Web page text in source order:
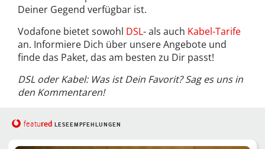
Deiner Gegend verfügbar ist.
Vodafone bietet sowohl DSL- als auch Kabel-Tarife
an. Informiere Dich über unsere Angebote und
finde das Paket, das am besten zu Dir passt!
DSL oder Kabel: Was ist Dein Favorit? Sag es uns in
den Kommentaren!
featured LESEEMPFEHLUNGEN